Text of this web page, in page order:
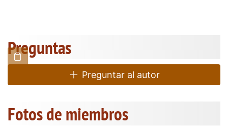
Preguntas
Preguntar al autor
Fotos de miembros